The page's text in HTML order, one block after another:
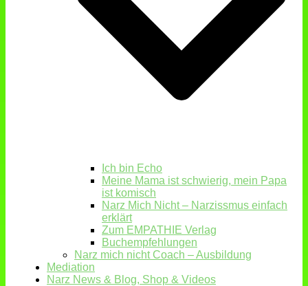
Ich bin Echo
Meine Mama ist schwierig, mein Papa
ist komisch
Narz Mich Nicht – Narzissmus einfach
erklärt
Zum EMPATHIE Verlag
Buchempfehlungen
Narz mich nicht Coach – Ausbildung
Mediation
Narz News & Blog, Shop & Videos